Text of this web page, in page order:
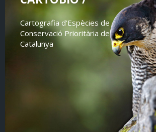
Cartografia d'Espècies de
Conservació Prioritària de
Catalunya